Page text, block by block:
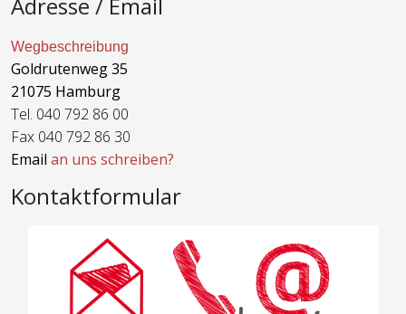
Wegbeschreibung
Goldrutenweg 35
21075 Hamburg
Tel. 040 792 86 00
Fax 040 792 86 30
Email an uns schreiben?
Kontaktformular